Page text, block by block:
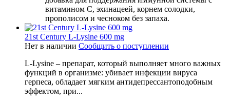
витамином C, эхинацеей, корнем солодки,
прополисом и чесноком без запаха.
21st Century L-Lysine 600 mg
Нет в наличии Сообщить о поступлении
L-Lysine – препарат, который выполняет много важных
функций в организме: убивает инфекции вируса
герпеса, обладает мягким антидепрессантоподобным
эффектом, при...